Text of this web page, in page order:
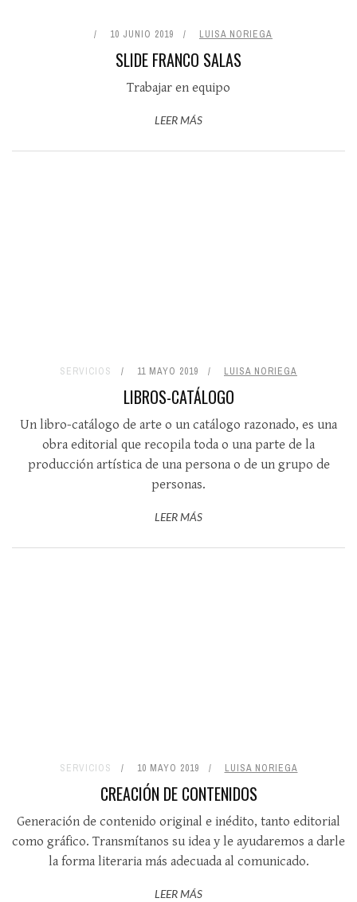
10 JUNIO 2019 LUISA NORIEGA
SLIDE FRANCO SALAS
Trabajar en equipo
LEER MÁS
SERVICIOS 11 MAYO 2019 LUISA NORIEGA
LIBROS-CATÁLOGO
Un libro-catálogo de arte o un catálogo razonado, es una
obra editorial que recopila toda o una parte de la
producción artística de una persona o de un grupo de
personas.
LEER MÁS
SERVICIOS 10 MAYO 2019 LUISA NORIEGA
CREACIÓN DE CONTENIDOS
Generación de contenido original e inédito, tanto editorial
como gráfico. Transmítanos su idea y le ayudaremos a darle
la forma literaria más adecuada al comunicado.
LEER MÁS